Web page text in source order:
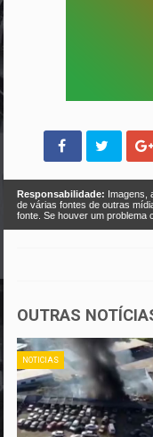
Responsabilidade: Imagens,
de várias fontes de outras
fonte. Se houver um problema
OUTRAS
NOTICIAS